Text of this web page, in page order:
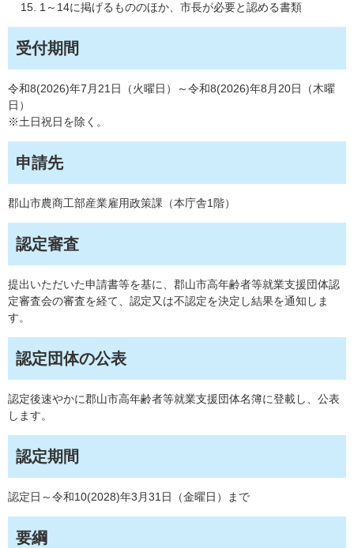
1～14に掲げるもののほか、市長が必要と認める書類
受付期間
令和8(2026)年7月21日（火曜日）～令和8(2026)年8月20日（木曜
日）
※土日祝日を除く。
申請先
郡山市農商工部産業雇用政策課（本庁舎1階）
認定審査
提出いただいた申請書等を基に、郡山市高年齢者等就業支援団体認
定審査会の審査を経て、認定又は不認定を決定し結果を通知しま
す。
認定団体の公表
認定後速やかに郡山市高年齢者等就業支援団体名簿に登載し、公表
します。
認定期間
認定日～令和10(2028)年3月31日（金曜日）まで
要綱